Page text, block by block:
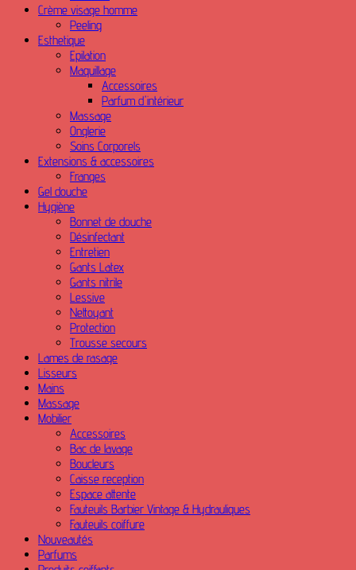
Crème visage homme
Peeling
Esthetique
Epilation
Maquillage
Accessoires
Parfum d'intérieur
Massage
Onglerie
Soins Corporels
Extensions & accessoires
Franges
Gel douche
Hygiène
Bonnet de douche
Désinfectant
Entretien
Gants Latex
Gants nitrile
Lessive
Nettoyant
Protection
Trousse secours
Lames de rasage
Lisseurs
Mains
Massage
Mobilier
Accessoires
Bac de lavage
Boucleurs
Caisse reception
Espace attente
Fauteuils Barbier Vintage & Hydrauliques
Fauteuils coiffure
Nouveautés
Parfums